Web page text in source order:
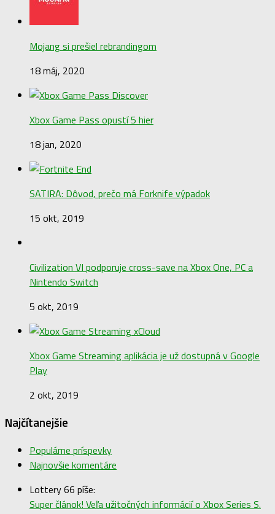
Mojang si prešiel rebrandingom
18 máj, 2020
Xbox Game Pass opustí 5 hier
18 jan, 2020
SATIRA: Dôvod, prečo má Forknife výpadok
15 okt, 2019
Civilization VI podporuje cross-save na Xbox One, PC a
Nintendo Switch
5 okt, 2019
Xbox Game Streaming aplikácia je už dostupná v Google
Play
2 okt, 2019
Najčítanejšie
Populárne príspevky
Najnovšie komentáre
Lottery 66 píše:
Super článok! Veľa užitočných informácií o Xbox Series S.